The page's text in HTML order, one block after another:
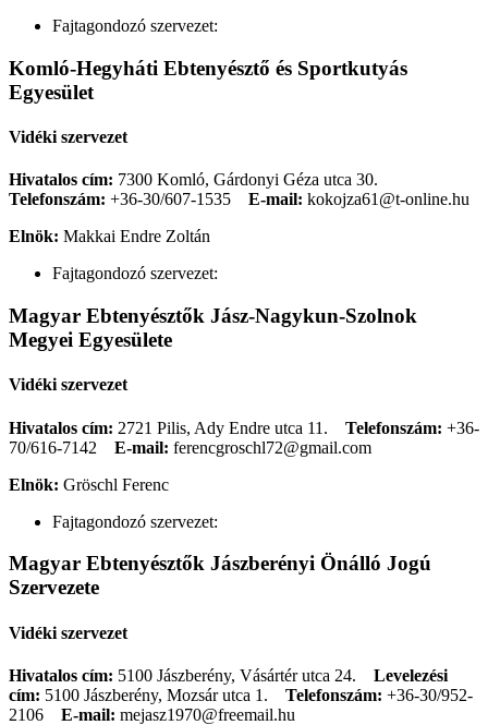
Fajtagondozó szervezet:
Komló-Hegyháti Ebtenyésztő és Sportkutyás
Egyesület
Vidéki szervezet
Hivatalos cím: 7300 Komló, Gárdonyi Géza utca 30.
Telefonszám: +36-30/607-1535 E-mail: kokojza61@t-online.hu
Elnök: Makkai Endre Zoltán
Fajtagondozó szervezet:
Magyar Ebtenyésztők Jász-Nagykun-Szolnok
Megyei Egyesülete
Vidéki szervezet
Hivatalos cím: 2721 Pilis, Ady Endre utca 11. Telefonszám: +36-
70/616-7142
E-mail: ferencgroschl72@gmail.com
Elnök: Gröschl Ferenc
Fajtagondozó szervezet:
Magyar Ebtenyésztők Jászberényi Önálló Jogú
Szervezete
Vidéki szervezet
Hivatalos cím: 5100 Jászberény, Vásártér utca 24. Levelezési
cím: 5100 Jászberény, Mozsár utca 1. Telefonszám: +36-30/952-
2106
E-mail: mejasz1970@freemail.hu